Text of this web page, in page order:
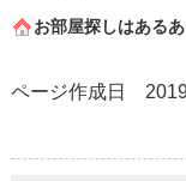
お部屋探しはある
ページ作成日